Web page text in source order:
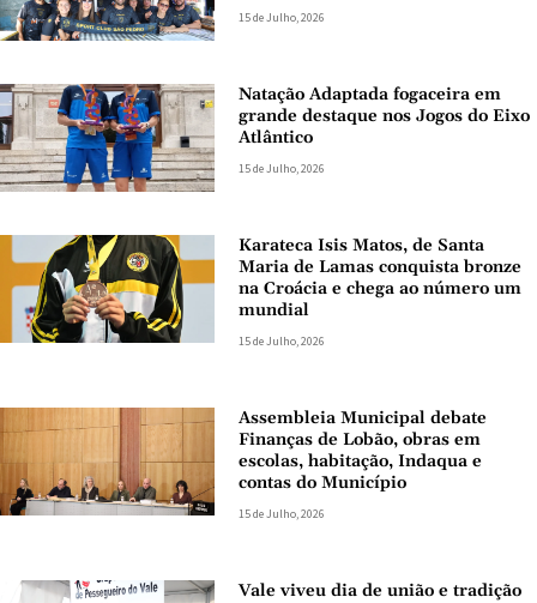
15 de Julho, 2026
Natação Adaptada fogaceira em
grande destaque nos Jogos do Eixo
Atlântico
15 de Julho, 2026
Karateca Isis Matos, de Santa
Maria de Lamas conquista bronze
na Croácia e chega ao número um
mundial
15 de Julho, 2026
Assembleia Municipal debate
Finanças de Lobão, obras em
escolas, habitação, Indaqua e
contas do Município
15 de Julho, 2026
Vale viveu dia de união e tradição